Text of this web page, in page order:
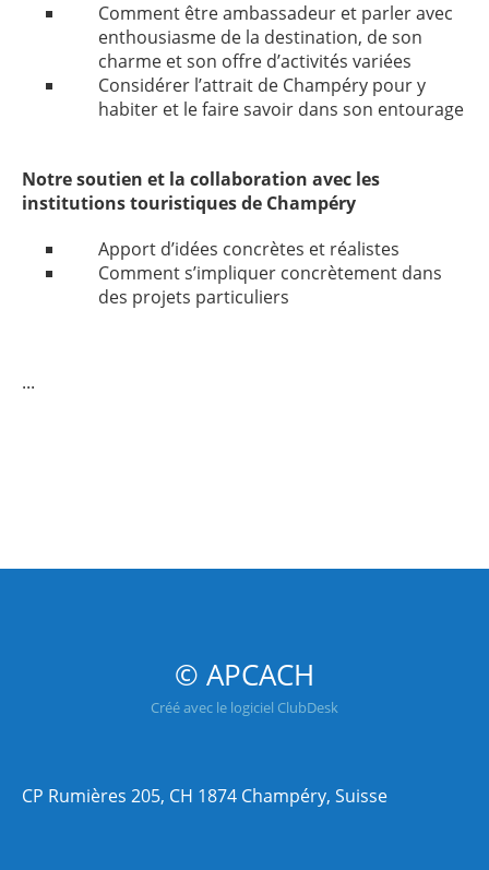
Comment être ambassadeur et parler avec
enthousiasme de la destination, de son
charme et son offre d’activités variées
Considérer l’attrait de Champéry pour y
habiter et le faire savoir dans son entourage
Notre soutien et la collaboration avec les
institutions touristiques de Champéry
Apport d’idées concrètes et réalistes
Comment s’impliquer concrètement dans
des projets particuliers
...
© APCACH
Créé avec le logiciel ClubDesk
CP Rumières 205, CH 1874 Champéry, Suisse